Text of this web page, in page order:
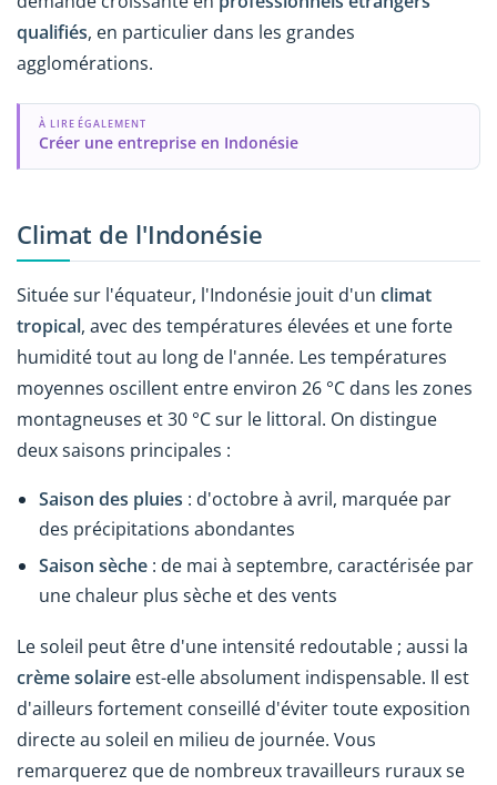
qualifiés, en particulier dans les grandes
agglomérations.
À LIRE ÉGALEMENT
Créer une entreprise en Indonésie
Climat de l'Indonésie
Située sur l'équateur, l'Indonésie jouit d'un climat
tropical, avec des températures élevées et une forte
humidité tout au long de l'année. Les températures
moyennes oscillent entre environ 26 °C dans les zones
montagneuses et 30 °C sur le littoral. On distingue
deux saisons principales :
Saison des pluies : d'octobre à avril, marquée par
des précipitations abondantes
Saison sèche : de mai à septembre, caractérisée par
une chaleur plus sèche et des vents
Le soleil peut être d'une intensité redoutable ; aussi la
crème solaire est-elle absolument indispensable. Il est
d'ailleurs fortement conseillé d'éviter toute exposition
directe au soleil en milieu de journée. Vous
remarquerez que de nombreux travailleurs ruraux se